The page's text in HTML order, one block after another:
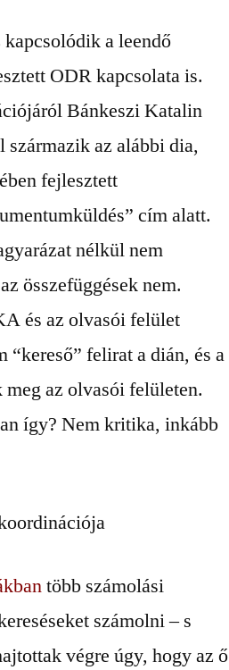
a leendő
ODR kapcsolata is.
Bánkeszi Katalin
az alábbi dia,
fejlesztett
cím alatt.
nélkül nem
összefüggések nem.
és az olvasói felület
“kereső” felirat a dián, és a
az olvasói felületen.
így? Nem kritika, inkább
több számolási
számolni – s
végre úgy, hogy az ő